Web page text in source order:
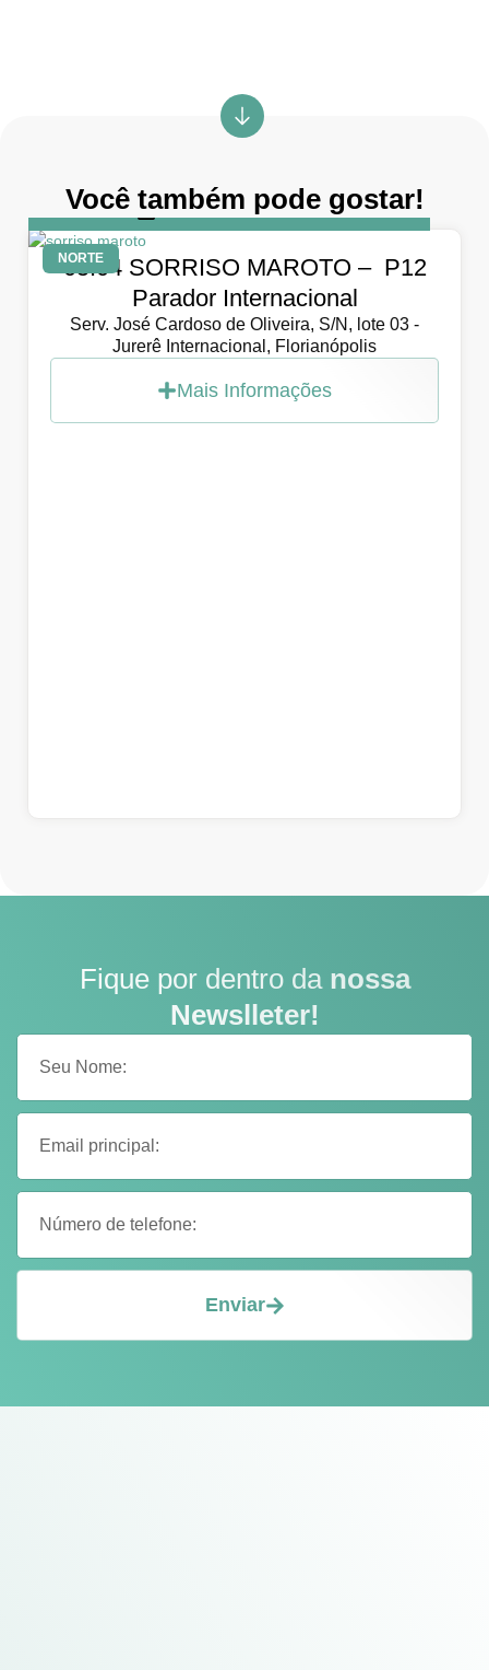
Você também pode gostar!
NORTE
DIA5 de abril de 2026
05.04 SORRISO MAROTO – P12
Parador Internacional
Serv. José Cardoso de Oliveira, S/N, lote 03 -
Jurerê Internacional, Florianópolis
Mais Informações
Fique por dentro da nossa
Newslleter!
Enviar